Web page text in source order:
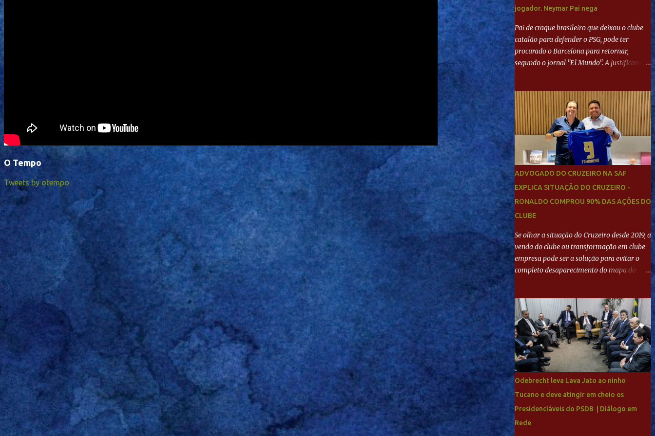
O Tempo
Tweets by otempo
jogador. Neymar Pai nega
Pai de craque brasileiro que deixou o clube
catalão para defender o PSG, pode ter
procurado o Barcelona para retornar,
segundo o jornal "El Mundo". A justificativa
"Mundo Deportivo", o empresário, Neymar
Pai, negou NEYMAR NO BARCELONA?
Jornais internacional divulgam interesse do
jogador. Neymar Pai nega
ADVOGADO DO CRUZEIRO NA SAF
EXPLICA SITUAÇÃO DO CRUZEIRO -
RONALDO COMPROU 90% DAS AÇÕES DO
CLUBE
Se olhar a situação do Cruzeiro desde 2019, a
venda do clube ou transformação em clube-
empresa pode ser a solução para evitar o
completo desaparecimento do mapa do
de milhões agora seja mercantil. Segundo
apuração da Itatiaia, Fenômeno comprou
90% das ações por R$ 400 milhões. Aporte
feito imediatamente para pagamento de
dívidas emergenciais e investimentos no
departamento de futebol. O projeto
apresentado para a recuperação do
Ronaldo sendo solidário à dívida de R$ 1
bilhão a partir de agora, mais o peso que o
ex-atacante tem no mundo do futebol, além
Odebrecht leva Lava Jato ao ninho
Tucano e deve atingir em cheio os
Presidenciáveis do PSDB | Diálogo em
Rede